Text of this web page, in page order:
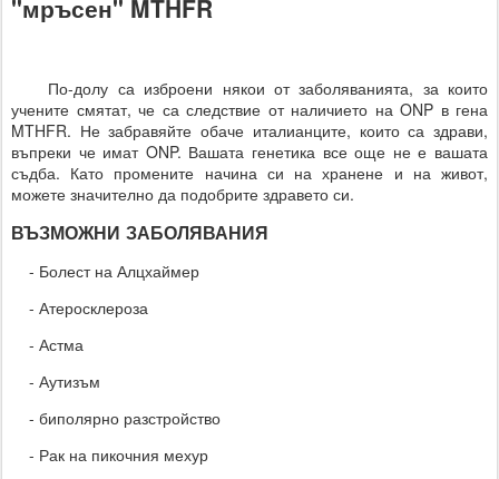
"мръсен" MTHFR
По-долу са изброени някои от заболяванията, за които
учените смятат, че са следствие от наличието на ONP в гена
MTHFR. Не забравяйте обаче италианците, които са здрави,
въпреки че имат ONP. Вашата генетика все още не е вашата
съдба. Като промените начина си на хранене и на живот,
можете значително да подобрите здравето си.
ВЪЗМОЖНИ ЗАБОЛЯВАНИЯ
- Болест на Алцхаймер
- Атеросклероза
- Астма
- Аутизъм
- биполярно разстройство
- Рак на пикочния мехур